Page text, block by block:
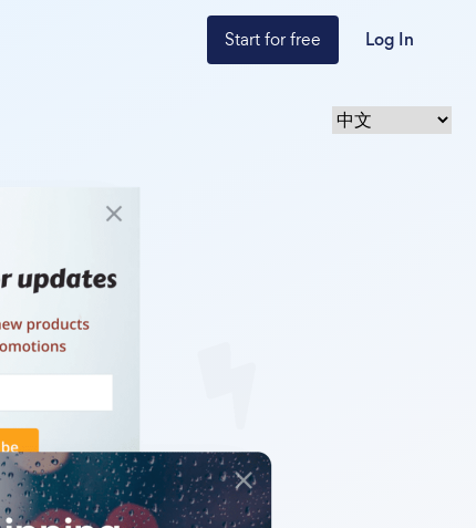
Start for free Log In